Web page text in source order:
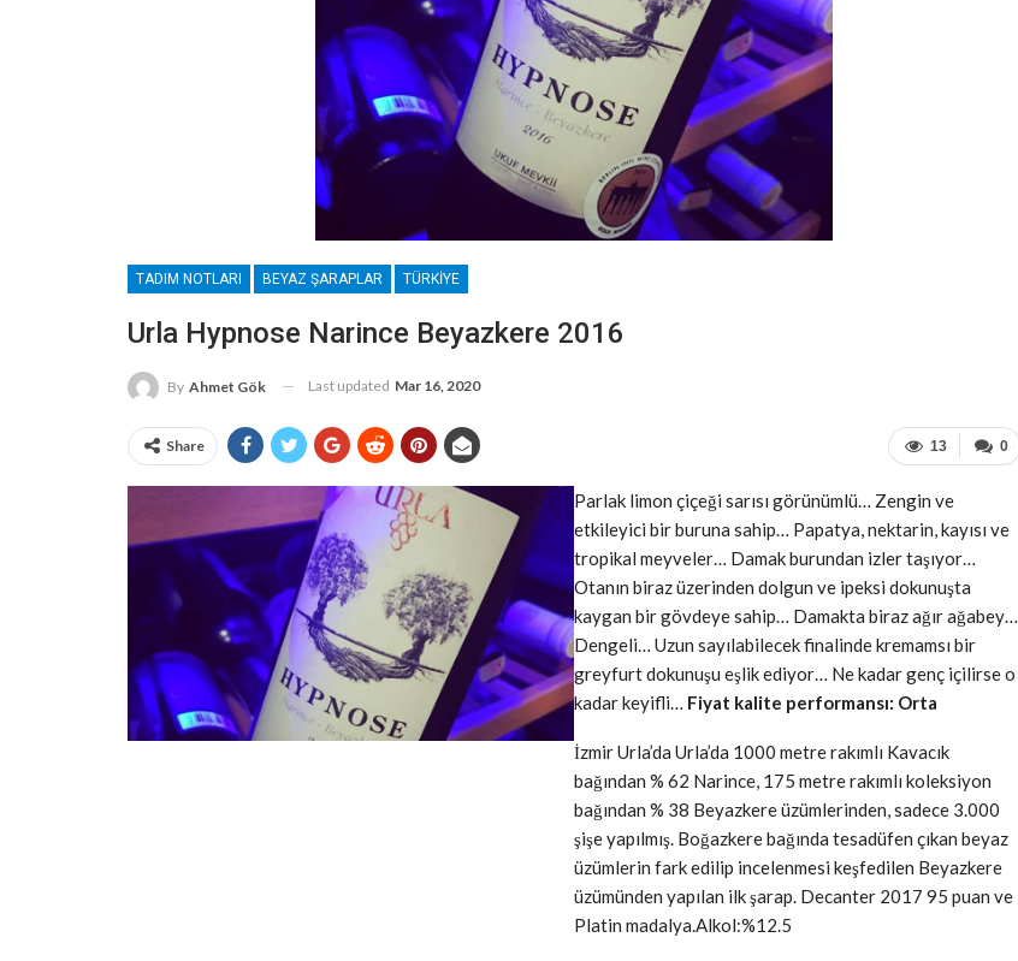
TADIM NOTLARI BEYAZ ŞARAPLAR TÜRKIYE
Urla Hypnose Narince Beyazkere 2016
By Ahmet Gök Last updated Mar 16, 2020
0
13
Share
Parlak limon çiçeği sarısı görünümlü… Zengin ve
etkileyici bir buruna sahip… Papatya, nektarin, kayısı ve
tropikal meyveler… Damak burundan izler taşıyor…
Otanın biraz üzerinden dolgun ve ipeksi dokunuşta
kaygan bir gövdeye sahip… Damakta biraz ağır ağabey…
Dengeli… Uzun sayılabilecek finalinde kremamsı bir
greyfurt dokunuşu eşlik ediyor… Ne kadar genç içilirse o
kadar keyifli… Fiyat kalite performansı: Orta
İzmir Urla’da Urla’da 1000 metre rakımlı Kavacık
bağından % 62 Narince, 175 metre rakımlı koleksiyon
bağından % 38 Beyazkere üzümlerinden, sadece 3.000
şişe yapılmış. Boğazkere bağında tesadüfen çıkan beyaz
üzümlerin fark edilip incelenmesi keşfedilen Beyazkere
üzümünden yapılan ilk şarap. Decanter 2017 95 puan ve
Platin madalya.Alkol:%12.5